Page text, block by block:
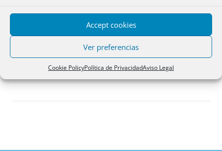
Accept cookies
Ver preferencias
Cookie PolicyPolítica de PrivacidadAviso Legal
Acceder
Registro
¿Has olvidado tu contraseña?